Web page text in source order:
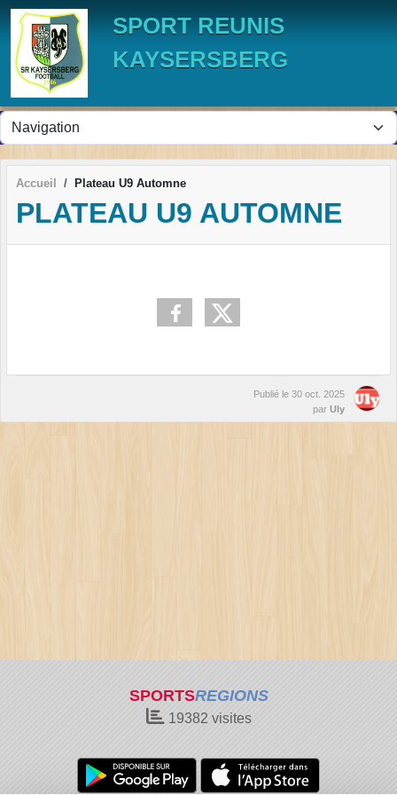
SPORT REUNIS
KAYSERSBERG
Accueil Plateau U9 Automne
PLATEAU U9 AUTOMNE
Publié le 30 oct. 2025
par Uly
SPORTSREGIONS
19382 visites
Panneau de gestion des cookies